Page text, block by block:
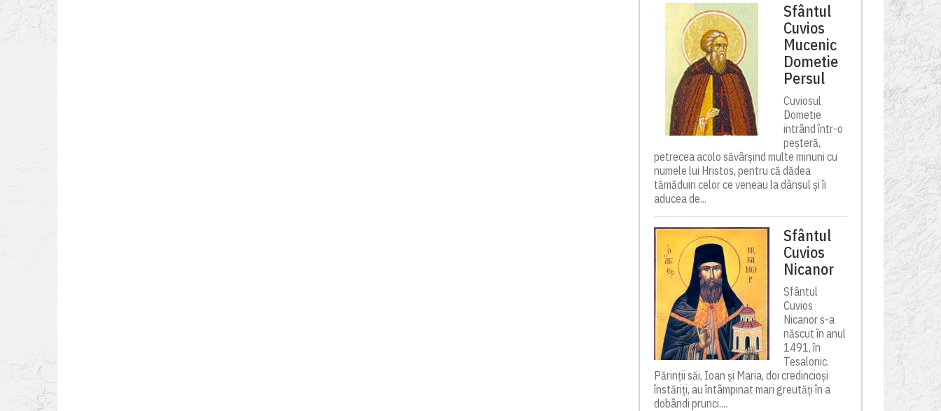
Sfântul
Cuvios
Mucenic
Dometie
Persul
Cuviosul
Dometie
intrând într-o
peșteră,
petrecea acolo săvârșind multe minuni cu
numele lui Hristos, pentru că dădea
tămăduiri celor ce veneau la dânsul și îi
aducea de...
Sfântul
Cuvios
Nicanor
Sfântul
Cuvios
Nicanor s-a
născut în anul
1491, în
Tesalonic.
Părinții săi, Ioan și Maria, doi credincioși
înstăriți, au întâmpinat mari greutăți în a
dobândi prunci....